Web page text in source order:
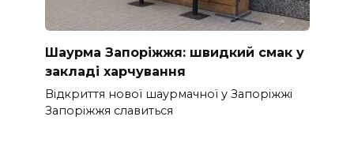
Шаурма Запоріжжя: швидкий смак у
закладі харчування
Відкриття нової шаурмачної у Запоріжжі
Запоріжжя славиться